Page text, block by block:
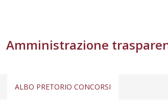
Amministrazione
ALBO PRETORIO CONCORSI